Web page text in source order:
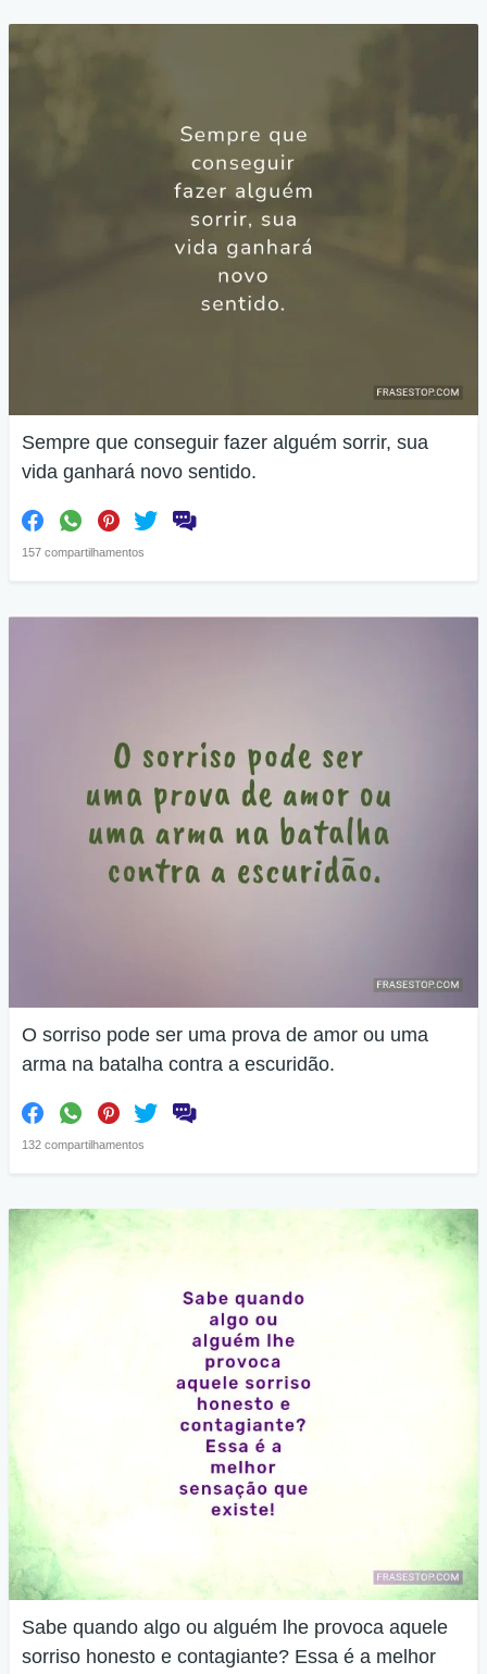
Sempre que conseguir fazer alguém sorrir, sua
vida ganhará novo sentido.
157 compartilhamentos
O sorriso pode ser uma prova de amor ou uma
arma na batalha contra a escuridão.
132 compartilhamentos
Sabe quando algo ou alguém lhe provoca aquele
sorriso honesto e contagiante? Essa é a melhor